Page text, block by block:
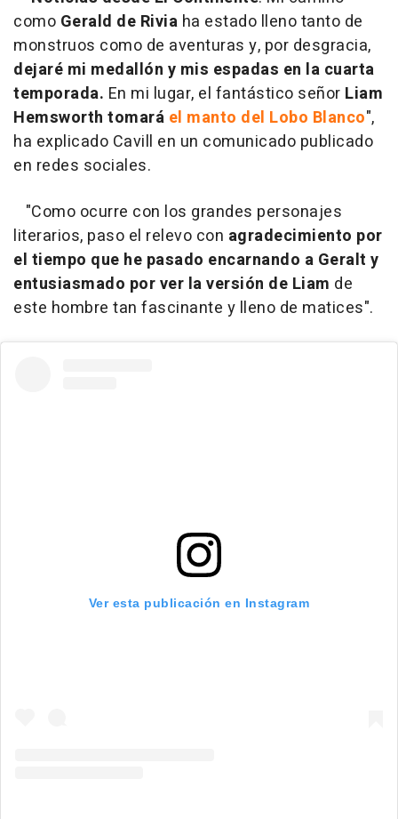
como Gerald de Rivia ha estado lleno tanto de
monstruos como de aventuras y, por desgracia,
dejaré mi medallón y mis espadas en la cuarta
temporada. En mi lugar, el fantástico señor Liam
Hemsworth tomará el manto del Lobo Blanco",
ha explicado Cavill en un comunicado publicado
en redes sociales.
"Como ocurre con los grandes personajes
literarios, paso el relevo con agradecimiento por
el tiempo que he pasado encarnando a Geralt y
entusiasmado por ver la versión de Liam de
este hombre tan fascinante y lleno de matices".
Ver esta publicación en Instagram